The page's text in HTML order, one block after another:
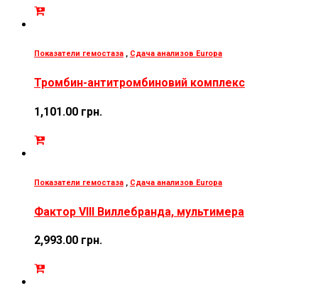
Показатели гемостаза , Сдача анализов Europa
Тромбин-антитромбиновий комплекс
1,101.00 грн.
Показатели гемостаза , Сдача анализов Europa
Фактор VIII Виллебранда, мультимера
2,993.00 грн.